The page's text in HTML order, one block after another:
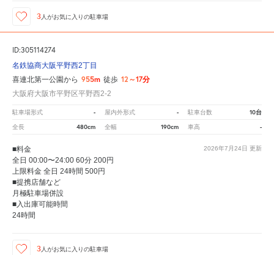
3人がお気に入りの駐車場
ID:305114274
名鉄協商大阪平野西2丁目
喜連北第一公園から 955m 徒歩 12～17分
大阪府大阪市平野区平野西2-2
駐車場形式 - 屋内外形式 - 駐車台数 10台
全長 480cm 全幅 190cm 車高 -
2026年7月24日 更新
■料金
全日 00:00〜24:00 60分 200円
上限料金 全日 24時間 500円
■提携店舗など
月極駐車場併設
■入出庫可能時間
24時間
3人がお気に入りの駐車場